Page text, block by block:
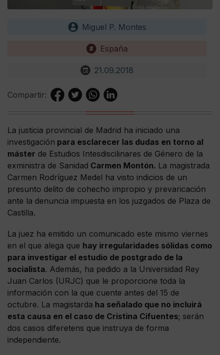
Miguel P. Montes
España
21.09.2018
Compartir:
La justicia provincial de Madrid ha iniciado una
investigación para esclarecer las dudas en torno al
máster de Estudios Intesdiscilinares de Género de la
exministra de Sanidad Carmen Montón. La magistrada
Carmen Rodríguez Medel ha visto indicios de un
presunto delito de cohecho impropio y prevaricación
ante la denuncia impuesta en los juzgados de Plaza de
Castilla.
La juez ha emitido un comunicado este mismo viernes
en el que alega que hay irregularidades sólidas como
para investigar el estudio de postgrado de la
socialista. Además, ha pedido a la Universidad Rey
Juan Carlos (URJC) que le proporcione toda la
información con la que cuente antes del 15 de
octubre. La magistarda ha señalado que no incluirá
esta causa en el caso de Cristina Cifuentes; serán
dos casos diferetens que instruya de forma
independiente.